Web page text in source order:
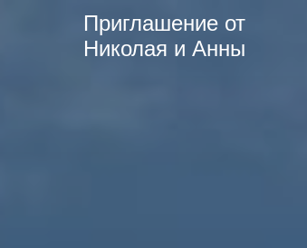
Приглашение от
Николая и Анны